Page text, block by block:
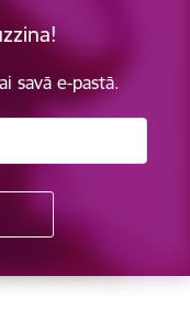
savā e-pastā.